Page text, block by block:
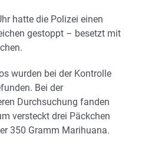
hatte die Polizei einen
gestoppt – besetzt mit
wurden bei der Kontrolle
Bei der
Durchsuchung fanden
versteckt drei Päckchen
350 Gramm Marihuana.